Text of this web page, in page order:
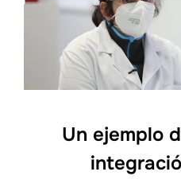
Un ejemplo